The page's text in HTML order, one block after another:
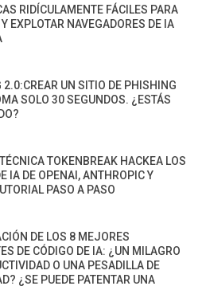
RIDÍCULAMENTE FÁCILES PARA
EXPLOTAR NAVEGADORES DE IA
2.0:CREAR UN SITIO DE PHISHING
SOLO 30 SEGUNDOS. ¿ESTÁS
TOKENBREAK HACKEA LOS
IA DE OPENAI, ANTHROPIC Y
PASO A PASO
DE LOS 8 MEJORES
DE CÓDIGO DE IA: ¿UN MILAGRO
O UNA PESADILLA DE
¿SE PUEDE PATENTAR UNA